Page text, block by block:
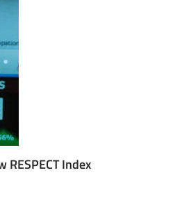
RESPECT Index